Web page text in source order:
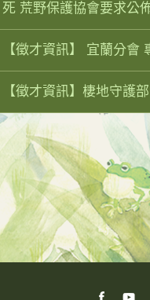
死 荒野保護協會要求公
【徵才資訊】 宜蘭分會
【徵才資訊】棲地守護